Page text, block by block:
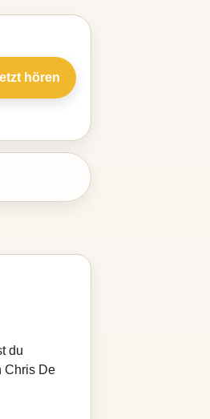
hören
du
Chris De